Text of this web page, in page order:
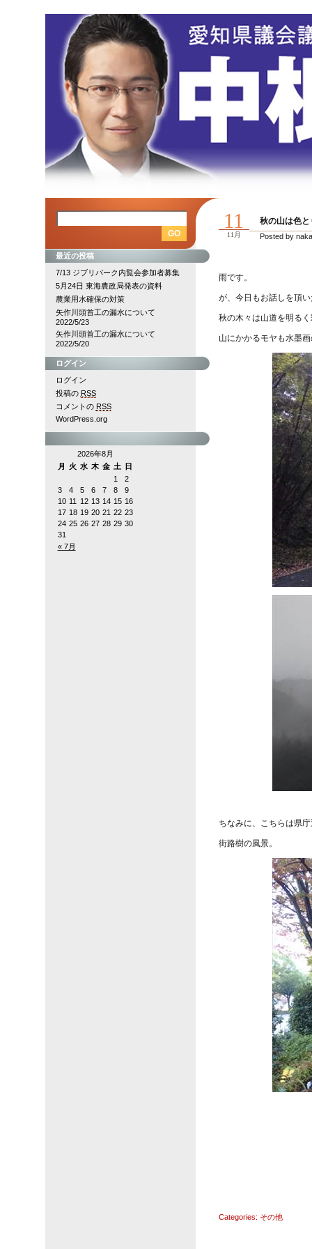
秋の山は色と
Posted by
雨です。
が、今日もお話しを頂
秋の木々は山道を明る
山にかかるモヤも水墨
ちなみに、こちらは県
街路樹の風景。
Categories: その他
11
11月
最近の投稿
7/13 ジブリパーク内覧会参加者募集
5月24日 東海農政局発表の資料
農業用水確保の対策
矢作川頭首工の漏水について
2022/5/23
矢作川頭首工の漏水について
2022/5/20
ログイン
ログイン
投稿の RSS
コメントの RSS
WordPress.org
2026年8月
月
火 水 木 金 土 日
« 7月
1
2
3
4 5 6 7 8
9
10 11 12 13 14 15 16
17 18 19 20 21 22 23
24 25 26 27 28 29 30
31